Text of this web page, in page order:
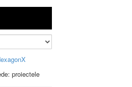
proiectele